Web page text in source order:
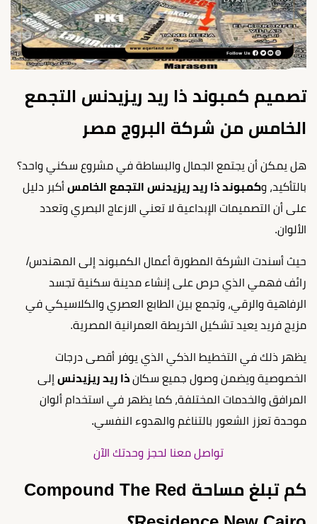
تصميم كمبوند ذا ريد ريزيدنس التجمع
الخامس من شركة البروج مصر
هل يمكن أن يجتمع الجمال والبساطة في مشروع سكني واحد؟
بالتأكيد، وكمبوند ذا ريد ريزيدنس التجمع الخامس أكبر دليل
على أن التصميمات الإبداعية لا تعني الازعاج البصري وتعدد
الألوان.
حيث أسندت الشركة المطورة أعمال الكمبوند إلى المهندس/
رائف فهمي الذي حرص على إنشاء مدينة سكنية تجسد
الرفاهية والرقي، وتجمع بين الطابع العصري والكلاسيكي في
مزيج فريد يعيد تشكيل الخريطة العمرانية المصرية.
يظهر ذلك في التخطيط الذكي الذي يوفر أقصى درجات
الخصوصية ويضمن وصول جميع سكان ذا ريد ريزيدنس إلى
المرافق والخدمات المختلفة، كما يظهر في استخدام ألوان
موحدة تعزز الشعور بالتناغم والهدوء النفسي.
تواصل معنا لحجز وحدتك الآن
كم تبلغ مساحة Compound The Red